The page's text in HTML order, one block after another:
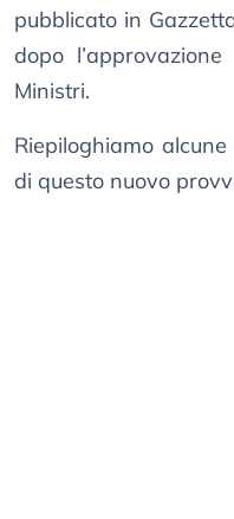
pubblicato in
dopo
Ministri.
Riepiloghiamo alcune
di questo nuovo